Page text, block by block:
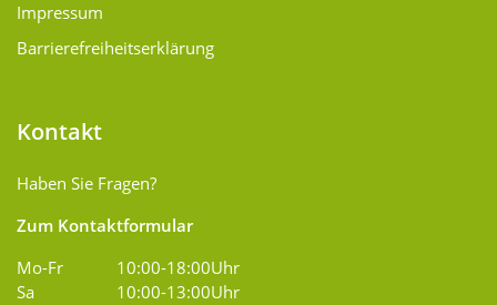
Impressum
Barrierefreiheitserklärung
Kontakt
Haben Sie Fragen?
Zum Kontaktformular
Mo-Fr
10:00-18:00Uhr
Sa
10:00-13:00Uhr